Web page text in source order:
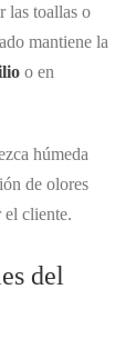
las toallas o
mantiene la
o en
húmeda
de olores
el cliente.
del